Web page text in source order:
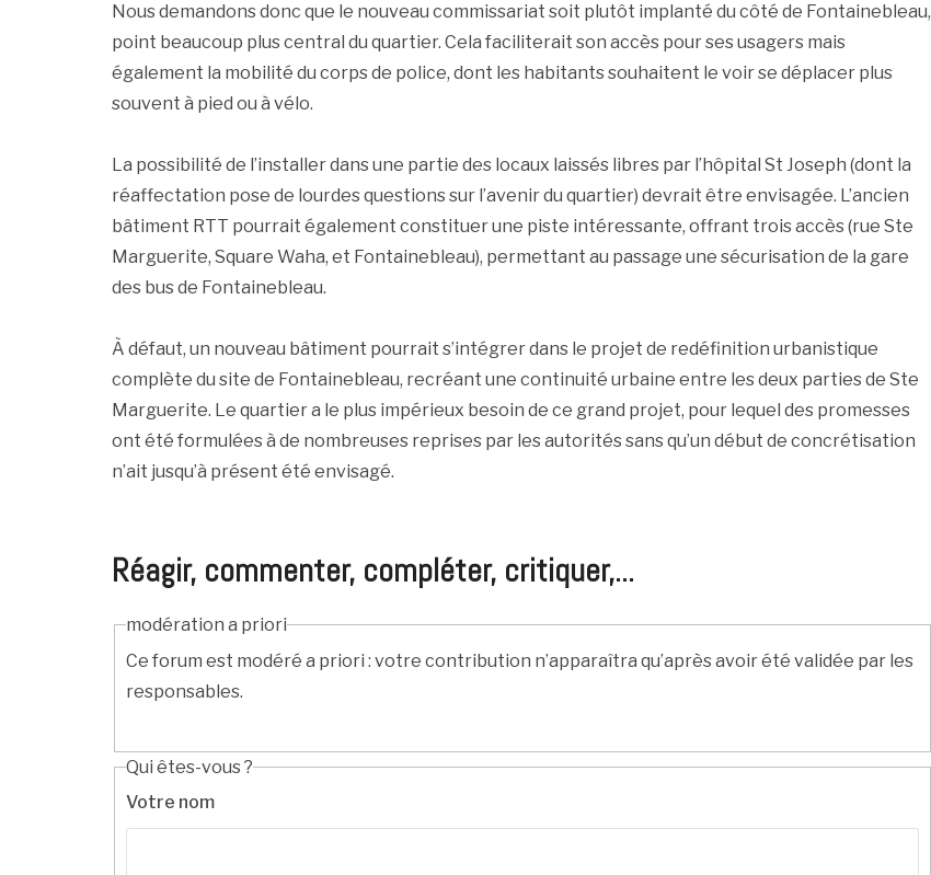
Nous demandons donc que le nouveau commissariat soit plutôt implanté du côté de Fontainebleau,
point beaucoup plus central du quartier. Cela faciliterait son accès pour ses usagers mais
également la mobilité du corps de police, dont les habitants souhaitent le voir se déplacer plus
souvent à pied ou à vélo.
La possibilité de l’installer dans une partie des locaux laissés libres par l’hôpital St Joseph (dont la
réaffectation pose de lourdes questions sur l’avenir du quartier) devrait être envisagée. L’ancien
bâtiment RTT pourrait également constituer une piste intéressante, offrant trois accès (rue Ste
Marguerite, Square Waha, et Fontainebleau), permettant au passage une sécurisation de la gare
des bus de Fontainebleau.
À défaut, un nouveau bâtiment pourrait s’intégrer dans le projet de redéfinition urbanistique
complète du site de Fontainebleau, recréant une continuité urbaine entre les deux parties de Ste
Marguerite. Le quartier a le plus impérieux besoin de ce grand projet, pour lequel des promesses
ont été formulées à de nombreuses reprises par les autorités sans qu’un début de concrétisation
n’ait jusqu’à présent été envisagé.
Réagir, commenter, compléter, critiquer,...
modération a priori
Ce forum est modéré a priori : votre contribution n’apparaîtra qu’après avoir été validée par les
responsables.
Qui êtes-vous ?
Votre nom